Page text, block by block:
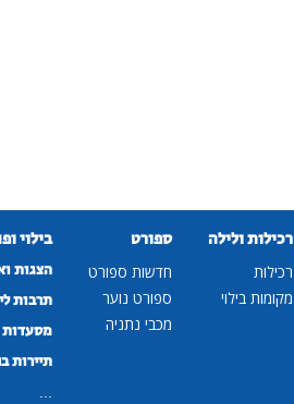
רכילות ולילה
רכילות
מקומות בילוי
ספורט
חדשות ספורט
ספורט נוער
מכבי נתניה
בילוי
הצגות
תרבות
מסעדות
תיירות
...